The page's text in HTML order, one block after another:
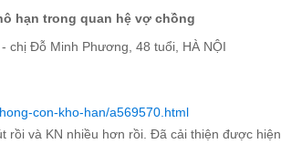
hạn trong quan hệ vợ chồng
chị Đỗ Minh Phương, 48 tuổi, HÀ NỘI
con-kho-han/a569570.html
rồi và KN nhiều hơn rồi. Đã cải thiện được